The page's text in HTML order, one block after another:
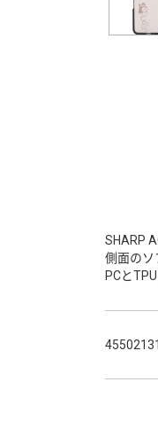
SHARP
側面のソ
PCと